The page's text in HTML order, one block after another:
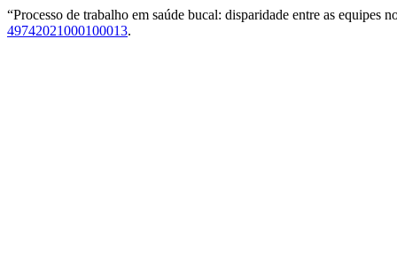
“Processo de trabalho em saúde bucal: disparidade entre as equipes
49742021000100013.